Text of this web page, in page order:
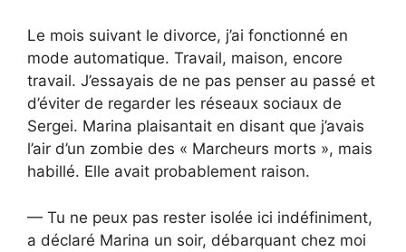
Le mois suivant le divorce, j’ai fonctionné en
mode automatique. Travail, maison, encore
travail. J’essayais de ne pas penser au passé et
d’éviter de regarder les réseaux sociaux de
Sergei. Marina plaisantait en disant que j’avais
l’air d’un zombie des « Marcheurs morts », mais
habillé. Elle avait probablement raison.
— Tu ne peux pas rester isolée ici indéfiniment,
a déclaré Marina un soir, débarquant chez moi